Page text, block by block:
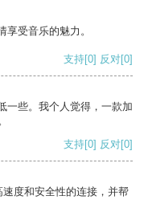
受音乐的魅力。
支持[0] 反对[0]
一些。我个人觉得，一款加
支持[0] 反对[0]
度和安全性的连接，并帮